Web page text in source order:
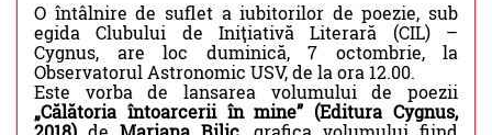
O întâlnire de suflet a iubitorilor de poezie, sub
egida Clubului de Iniţiativă Literară (CIL) –
Cygnus, are loc duminică, 7 octombrie, la
Observatorul Astronomic USV, de la ora 12.00.
Este vorba de lansarea volumului de poezii
„Călătoria întoarcerii în mine” (Editura Cygnus,